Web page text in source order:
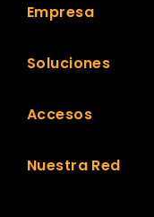
Empresa
Soluciones
Accesos
Nuestra Red